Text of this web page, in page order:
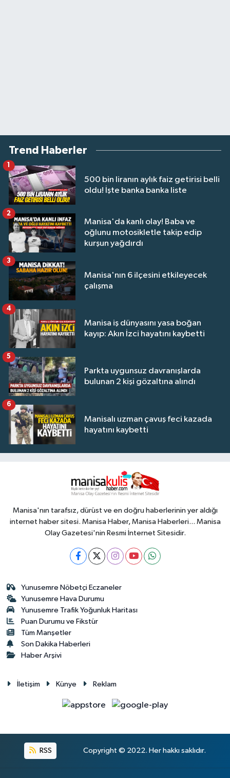
Trend Haberler
500 bin liranın aylık faiz getirisi belli
oldu! İşte banka banka liste
1
Manisa'da kanlı olay! Baba ve
oğlunu motosikletle takip edip
kurşun yağdırdı
2
Manisa'nın 6 ilçesini etkileyecek
çalışma
3
Manisa iş dünyasını yasa boğan
kayıp: Akın İzci hayatını kaybetti
4
Parkta uygunsuz davranışlarda
bulunan 2 kişi gözaltına alındı
5
Manisalı uzman çavuş feci kazada
hayatını kaybetti
6
Manisa'nın tarafsız, dürüst ve en doğru haberlerinin yer aldığı
internet haber sitesi. Manisa Haber, Manisa Haberleri... Manisa
Olay Gazetesi'nin Resmi İnternet Sitesidir.
Yunusemre Nöbetçi Eczaneler
Yunusemre Hava Durumu
Yunusemre Trafik Yoğunluk Haritası
Puan Durumu ve Fikstür
Tüm Manşetler
Son Dakika Haberleri
Haber Arşivi
İletişim Künye Reklam
RSS Copyright © 2022. Her hakkı saklıdır.